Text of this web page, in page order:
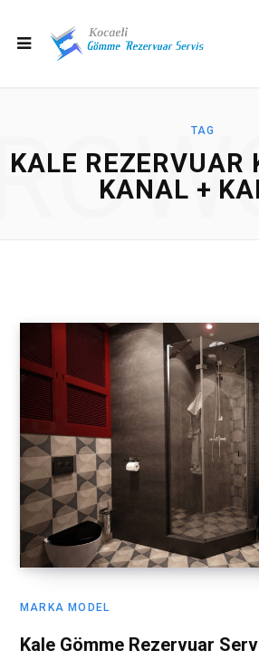
TAG
KALE REZERVUAR
KANAL +
MARKA MODEL
Kale Gömme Rezervuar